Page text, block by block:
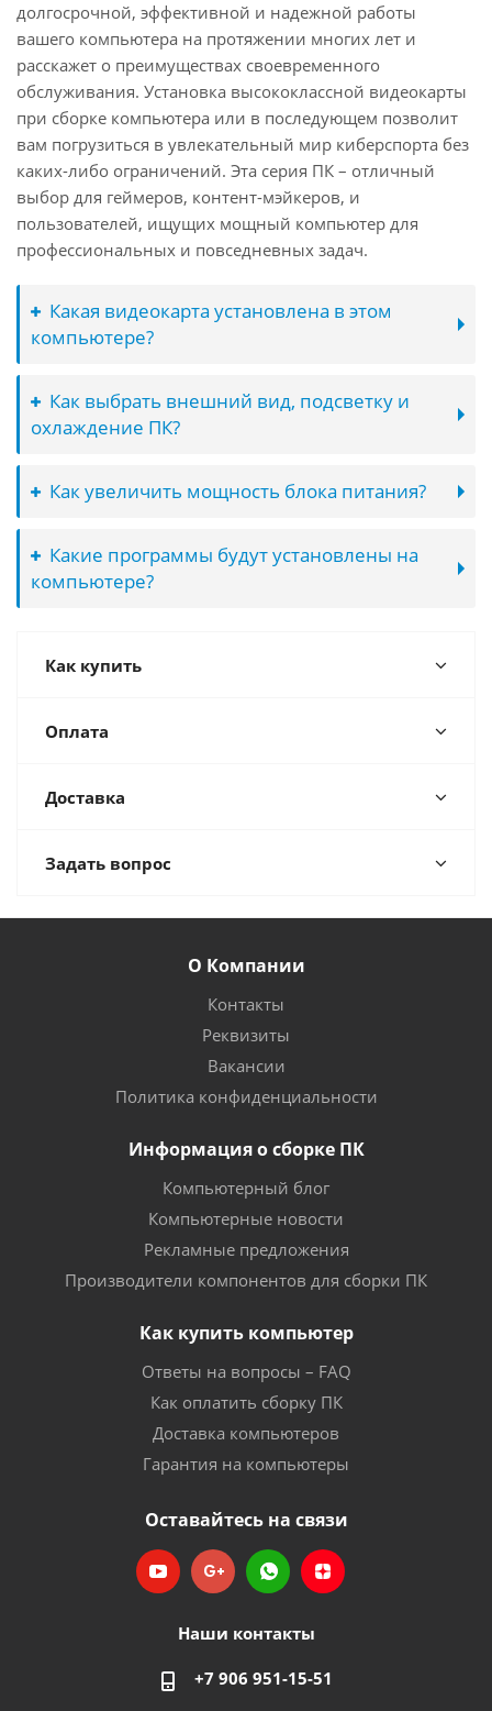
долгосрочной, эффективной и надежной работы
вашего компьютера на протяжении многих лет и
расскажет о преимуществах своевременного
обслуживания. Установка высококлассной видеокарты
при сборке компьютера или в последующем позволит
вам погрузиться в увлекательный мир киберспорта без
каких-либо ограничений. Эта серия ПК – отличный
выбор для геймеров, контент-мэйкеров, и
пользователей, ищущих мощный компьютер для
профессиональных и повседневных задач.
Какая видеокарта установлена в этом
компьютере?
Как выбрать внешний вид, подсветку и
охлаждение ПК?
Как увеличить мощность блока питания?
Какие программы будут установлены на
компьютере?
Как купить
Оплата
Доставка
Задать вопрос
О Компании
Контакты
Реквизиты
Вакансии
Политика конфиденциальности
Информация о сборке ПК
Компьютерный блог
Компьютерные новости
Рекламные предложения
Производители компонентов для сборки ПК
Как купить компьютер
Ответы на вопросы – FAQ
Как оплатить сборку ПК
Доставка компьютеров
Гарантия на компьютеры
Оставайтесь на связи
Наши контакты
+7 906 951-15-51